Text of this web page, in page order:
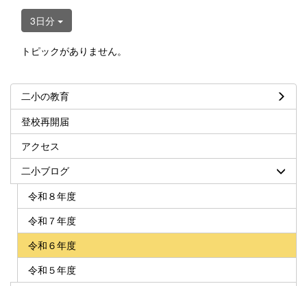
3日分
トピックがありません。
二小の教育
登校再開届
アクセス
二小ブログ
令和８年度
令和７年度
令和６年度
令和５年度